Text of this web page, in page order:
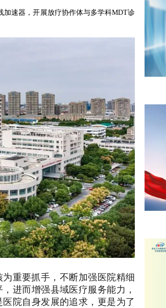
加速器，开展放疗协作体与多学科MDT诊
重要抓手，不断加强医院精细
进而增强县域医疗服务能力，
院自身发展的追求，更是为了